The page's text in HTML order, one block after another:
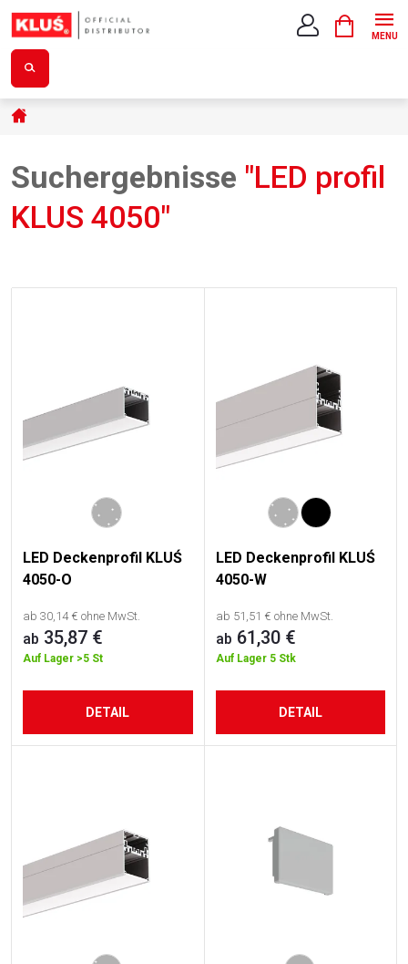
Inhalt
springen
Startseite
Suchergebnisse "LED profil
KLUS 4050"
e
e
P
d
e
LED Deckenprofil KLUŚ
4050-O
ab 30,14 € ohne MwSt.
ab 35,87 €
Auf Lager >5 St
DETAIL
LED Deckenprofil KLUŚ
4050-W
ab 51,51 € ohne MwSt.
ab 61,30 €
Auf Lager 5 Stk
DETAIL